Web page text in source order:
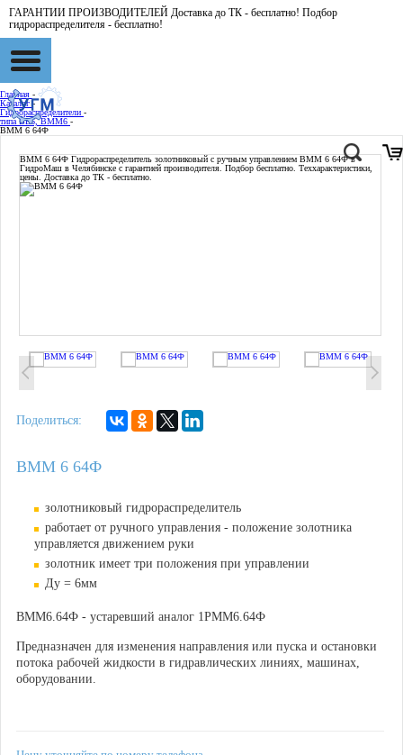
ГАРАНТИИ ПРОИЗВОДИТЕЛЕЙ Доставка до ТК - бесплатно! Подбор
гидрораспределителя - бесплатно!
Главная -
Каталог -
Гидрораспределители -
типа ВЕ6, ВММ6 -
ВММ 6 64Ф
ВММ 6 64Ф Гидрораспределитель золотниковый с ручным управлением ВММ 6 64Ф в
ГидроМаш в Челябинске с гарантией производителя. Подбор бесплатно. Теххарактеристики,
цены. Доставка до ТК - бесплатно.
Поделиться:
ВММ 6 64Ф
золотниковый гидрораспределитель
работает от ручного управления - положение золотника
управляется движением руки
золотник имеет три положения при управлении
Ду = 6мм
ВММ6.64Ф - устаревший аналог 1РММ6.64Ф
Предназначен для изменения направления или пуска и остановки
потока рабочей жидкости в гидравлических линиях, машинах,
оборудовании.